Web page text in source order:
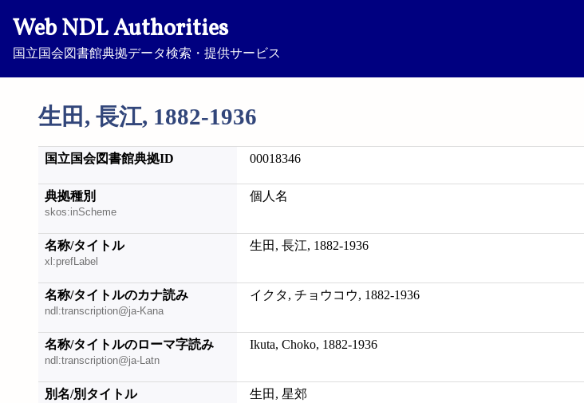
Web NDL Authorities
国立国会図書館典拠データ検索・提供サービス
生田, 長江, 1882-1936
国立国会図書館典拠ID 00018346
典拠種別
skos:inScheme
個人名
名称/タイトル
xl:prefLabel
生田, 長江, 1882-1936
名称/タイトルのカナ読み
ndl:transcription@ja-Kana
イクタ, チョウコウ, 1882-1936
名称/タイトルのローマ字読み
ndl:transcription@ja-Latn
Ikuta, Choko, 1882-1936
別名/別タイトル 生田, 星郊